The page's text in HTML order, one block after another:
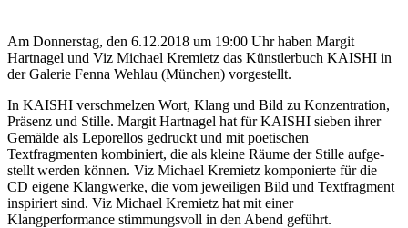
Am Donnerstag, den 6.12.2018 um 19:00 Uhr haben Margit
Hartnagel und Viz Michael Kremietz das Künstlerbuch KAISHI in
der Galerie Fenna Wehlau (München) vorgestellt.
In KAISHI verschmelzen Wort, Klang und Bild zu Konzentration,
Präsenz und Stille. Margit Hartnagel hat für KAISHI sieben ihrer
Gemälde als Leporellos gedruckt und mit poetischen
Textfragmenten kombiniert, die als kleine Räume der Stille aufge­
stellt werden können. Viz Michael Kremietz komponierte für die
CD eigene Klangwerke, die vom jeweiligen Bild und Textfragment
inspiriert sind. Viz Michael Kremietz hat mit einer
Klangperformance stimmungsvoll in den Abend geführt.